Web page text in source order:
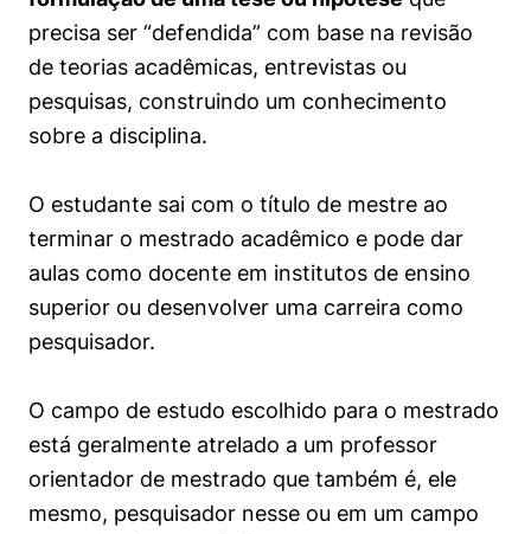
precisa ser “defendida” com base na revisão
de teorias acadêmicas, entrevistas ou
pesquisas, construindo um conhecimento
sobre a disciplina.
O estudante sai com o título de mestre ao
terminar o mestrado acadêmico e pode dar
aulas como docente em institutos de ensino
superior ou desenvolver uma carreira como
pesquisador.
O campo de estudo escolhido para o mestrado
está geralmente atrelado a um professor
orientador de mestrado que também é, ele
mesmo, pesquisador nesse ou em um campo
Cookies estritamente necessários